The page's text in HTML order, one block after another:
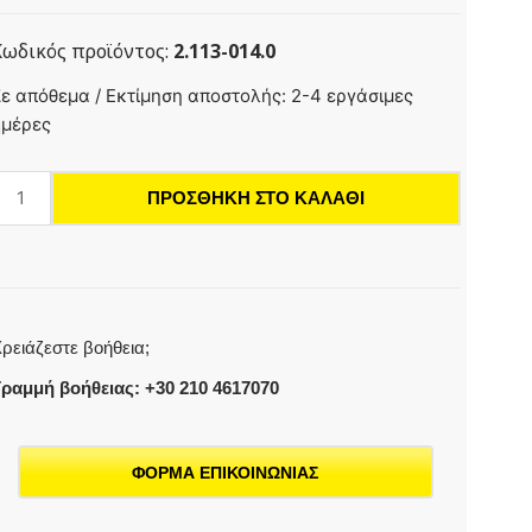
προϊόντος: 2.113-014.0
απόθεμα / Εκτίμηση αποστολής: 2-4 εργάσιμες
ποσότητα
ΠΡΟΣΘΉΚΗ ΣΤΟ ΚΑΛΆΘΙ
βοήθεια;
βοήθειας: +30 210 4617070
ΦΟΡΜΑ ΕΠΙΚΟΙΝΩΝΙΑΣ